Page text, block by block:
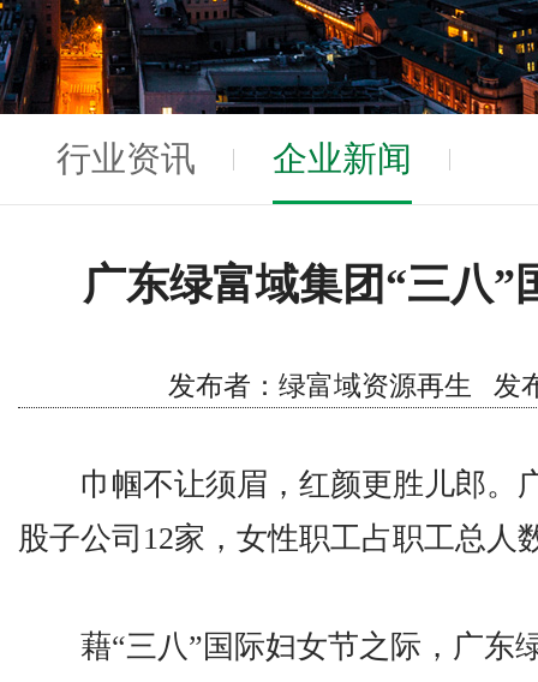
行业资讯 企业新闻
广东绿富域集团“三八”
发布者：绿富域资源再生 发
巾帼不让须眉，红颜更胜儿郎。
股子公司12家，女性职工占职工总人
藉“三八”国际妇女节之际，广东